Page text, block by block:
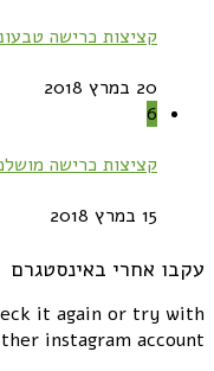
קציצות כרישה
20 במרץ 2018
6
קציצות כרישה
15 במרץ 2018
עקבו אחרי באינסטגרם
it again or try with
instagram account.